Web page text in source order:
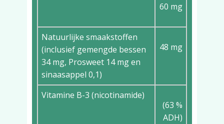
60 mg
Natuurlijke smaakstoffen
(inclusief gemengde bessen
34 mg, Prosweet 14 mg en
sinaasappel 0,1)
48 mg
Vitamine B-3 (nicotinamide)
(63 %
ADH)